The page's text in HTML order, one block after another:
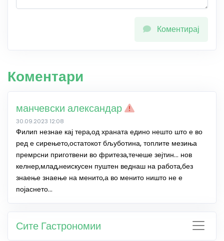
Коментирај
Коментари
манчевски александар
30.09.2023 12:08
Филип незнае кај тера,од храната едино нешто што е во
ред е сирењето,остатокот бљуботина, топлите мезиња
премрсни приготвени во фритеза,течеше зејтин… нов
келнер,млад,неискусен пуштен веднаш на работа,без
знаење знаење на менито,а во менито ништо не е
појаснето…
Сите Гастрономии